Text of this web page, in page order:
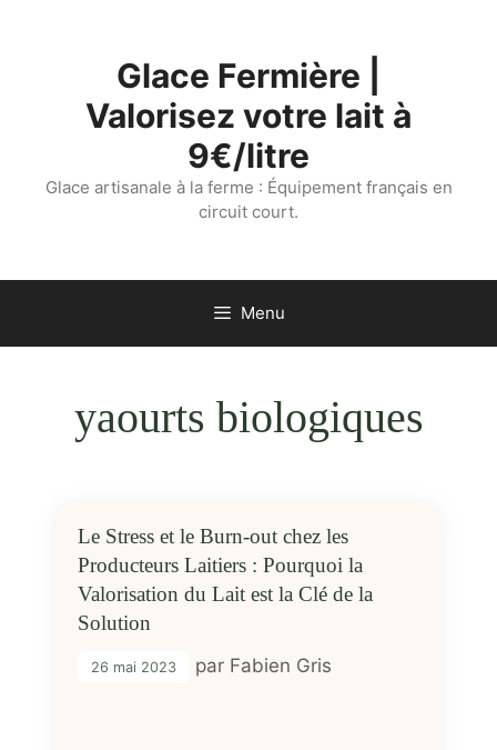
Glace Fermière |
Valorisez votre lait à
9€/litre
Glace artisanale à la ferme : Équipement français en
circuit court.
Menu
yaourts biologiques
Le Stress et le Burn-out chez les
Producteurs Laitiers : Pourquoi la
Valorisation du Lait est la Clé de la
Solution
26 mai 2023 par Fabien Gris